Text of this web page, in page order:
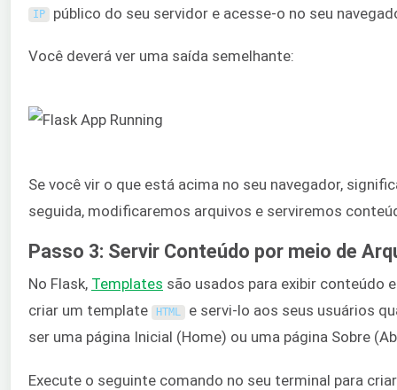
IP público do seu servidor e acesse-o no seu
Você deverá ver uma saída semelhante:
Se você vir o que está acima no seu navegador,
seguida, modificaremos arquivos e serviremos
Passo 3: Servir Conteúdo por meio de
No Flask, Templates são usados para exibir
criar um template
HTML e servi-lo aos seus usuários
ser uma página Inicial (Home) ou uma página Sobre
Execute o seguinte comando no seu terminal para